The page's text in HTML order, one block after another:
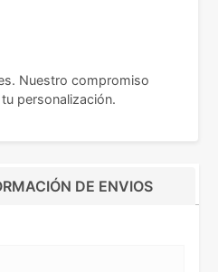
Nuestro compromiso
personalización.
DE ENVIOS